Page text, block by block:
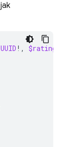
UUID !, $rating